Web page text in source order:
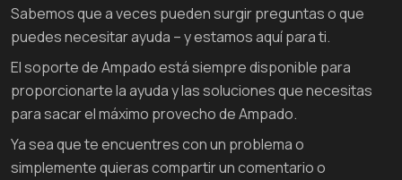
Formatos
Blog
Support
🇩🇪 DE 🇺🇸 EN 🇫🇷 FR 🇪🇸 ES 🇧🇷 PT
Sabemos que a veces pueden surgir preguntas o que
puedes necesitar ayuda – y estamos aquí para ti.
El soporte de Ampado está siempre disponible para
proporcionarte la ayuda y las soluciones que necesitas
para sacar el máximo provecho de Ampado.
Ya sea que te encuentres con un problema o
simplemente quieras compartir un comentario o